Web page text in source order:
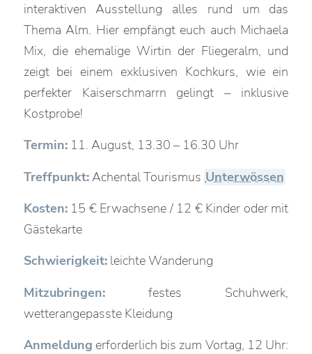
interaktiven Ausstellung alles rund um das
Thema Alm. Hier empfängt euch auch Michaela
Mix, die ehemalige Wirtin der Fliegeralm, und
zeigt bei einem exklusiven Kochkurs, wie ein
perfekter Kaiserschmarrn gelingt – inklusive
Kostprobe!
Termin:11. August, 13.30 – 16.30 Uhr
Treffpunkt:Achental Tourismus Unterwössen
Kosten:15 € Erwachsene / 12 € Kinder oder mit
Gästekarte
Schwierigkeit:leichte Wanderung
Mitzubringen:festes Schuhwerk,
wetterangepasste Kleidung
Anmeldung erforderlich bis zum Vortag, 12 Uhr: